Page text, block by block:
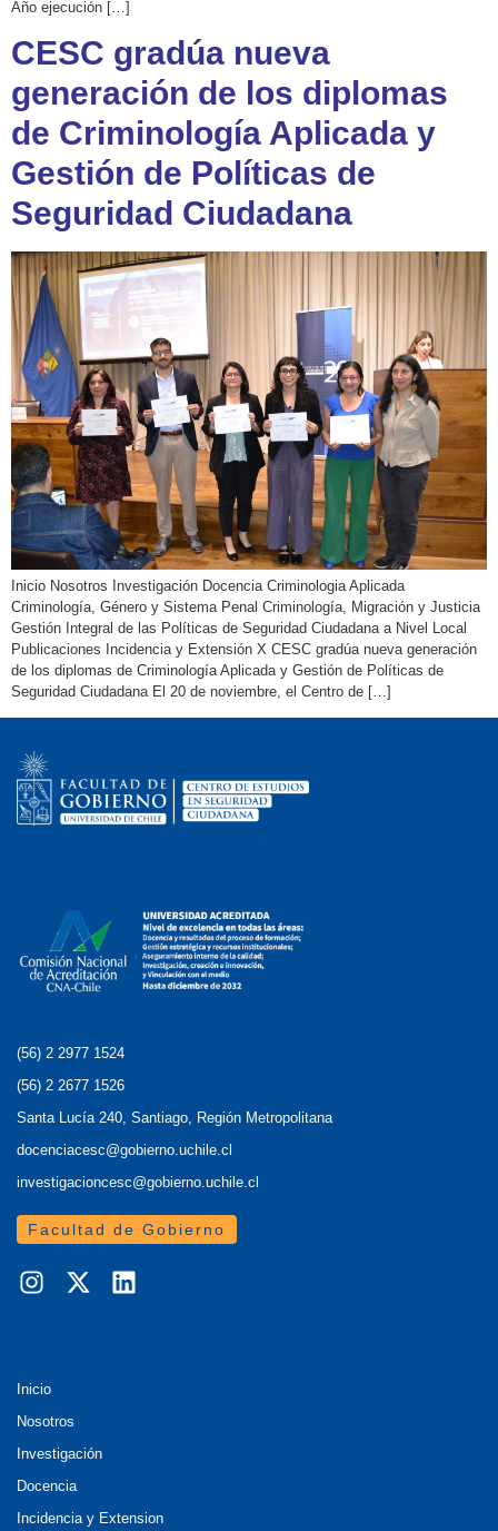
Año ejecución […]
CESC gradúa nueva
generación de los diplomas
de Criminología Aplicada y
Gestión de Políticas de
Seguridad Ciudadana
Inicio Nosotros Investigación Docencia Criminologia Aplicada
Criminología, Género y Sistema Penal Criminología, Migración y Justicia
Gestión Integral de las Políticas de Seguridad Ciudadana a Nivel Local
Publicaciones Incidencia y Extensión X CESC gradúa nueva generación
de los diplomas de Criminología Aplicada y Gestión de Políticas de
Seguridad Ciudadana El 20 de noviembre, el Centro de […]
(56) 2 2977 1524
(56) 2 2677 1526
Santa Lucía 240, Santiago, Región Metropolitana
docenciacesc@gobierno.uchile.cl
investigacioncesc@gobierno.uchile.cl
Facultad de Gobierno
Inicio
Nosotros
Investigación
Docencia
Incidencia y Extension